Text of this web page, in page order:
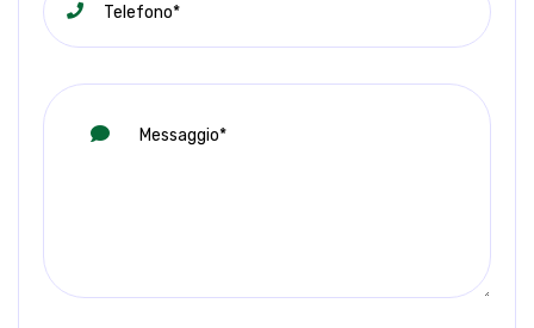
Consenso al trattamento dei dati personali (privacy)*